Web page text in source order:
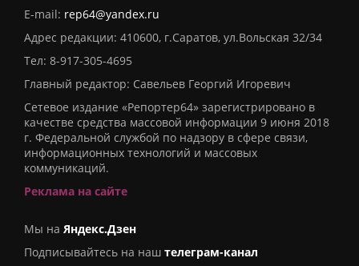
E-mail: rep64@yandex.ru
Адрес редакции: 410600, г.Саратов, ул.Вольская 32/34
Тел: 8-917-305-4695
Главный редактор: Савельев Георгий Игоревич
Сетевое издание «Репортер64» зарегистрировано в
качестве средства массовой информации 9 июня 2018
г. Федеральной службой по надзору в сфере связи,
информационных технологий и массовых
коммуникаций.
Реклама на сайте
Мы на Яндекс.Дзен
Подписывайтесь на наш телеграм-канал